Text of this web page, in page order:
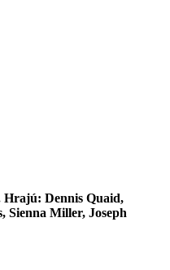
Hrajú: Dennis Quaid,
Sienna Miller, Joseph